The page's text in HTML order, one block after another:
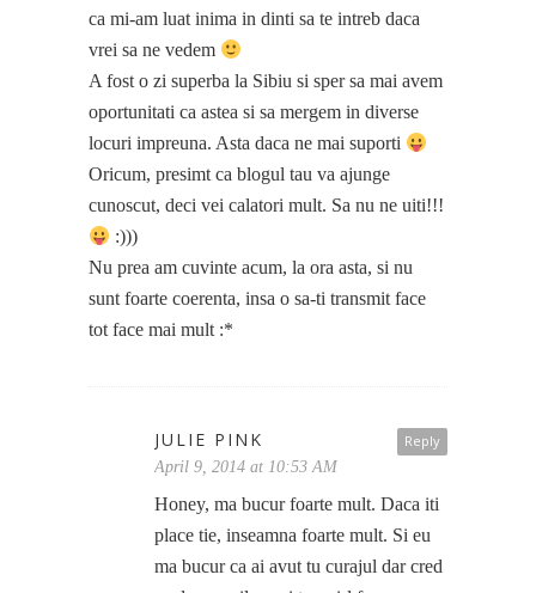
ca mi-am luat inima in dinti sa te intreb daca
vrei sa ne vedem
A fost o zi superba la Sibiu si sper sa mai avem
oportunitati ca astea si sa mergem in diverse
locuri impreuna. Asta daca ne mai suporti
Oricum, presimt ca blogul tau va ajunge
cunoscut, deci vei calatori mult. Sa nu ne uiti!!!
:)))
Nu prea am cuvinte acum, la ora asta, si nu
sunt foarte coerenta, insa o sa-ti transmit face
tot face mai mult :*
Reply
JULIE PINK
April 9, 2014 at 10:53 AM
Honey, ma bucur foarte mult. Daca iti
place tie, inseamna foarte mult. Si eu
ma bucur ca ai avut tu curajul dar cred